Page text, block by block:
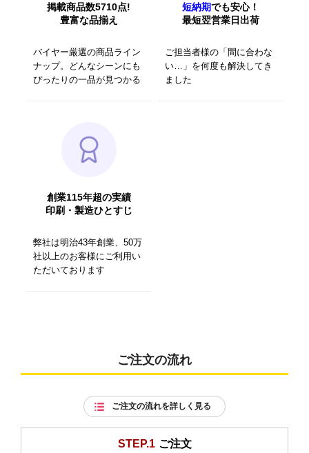
掲載商品数5710点!
豊富な品揃え
バイヤー厳選の商品ライン
ナップ。どんなシーンにも
ぴったりの一品が見つかる
短納期でも安心！
最短翌営業日出荷
ご担当者様の「間に合わな
い…」を何度も解決してき
ました
創業115年超の実績
印刷・製造ひとすじ
弊社は明治43年創業、50万
社以上のお客様にご利用い
ただいております
ご注文の流れ
ご注文の流れを詳しく見る
STEP.1 ご注文